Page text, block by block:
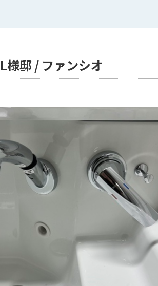
様邸 / ファンシオ